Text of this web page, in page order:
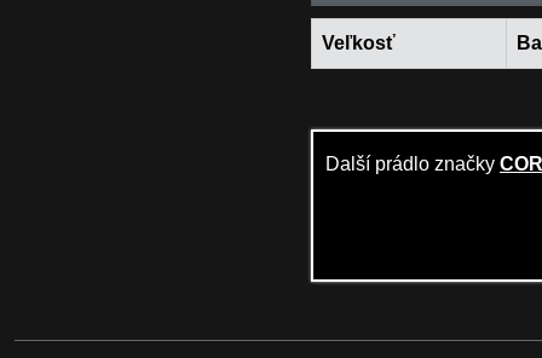
Veľkosť
Další prádlo značky